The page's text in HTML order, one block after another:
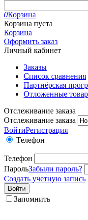
0Корзина
Корзина пуста
Корзина
Оформить заказ
Личный кабинет
Заказы
Список сравнения
Партнёрская
Отложенные
Отслеживание заказа
Отслеживание заказа
ВойтиРегистрация
Телефон
Телефон
ПарольЗабыли пароль?
Создать учетную запись
Войти
Запомнить